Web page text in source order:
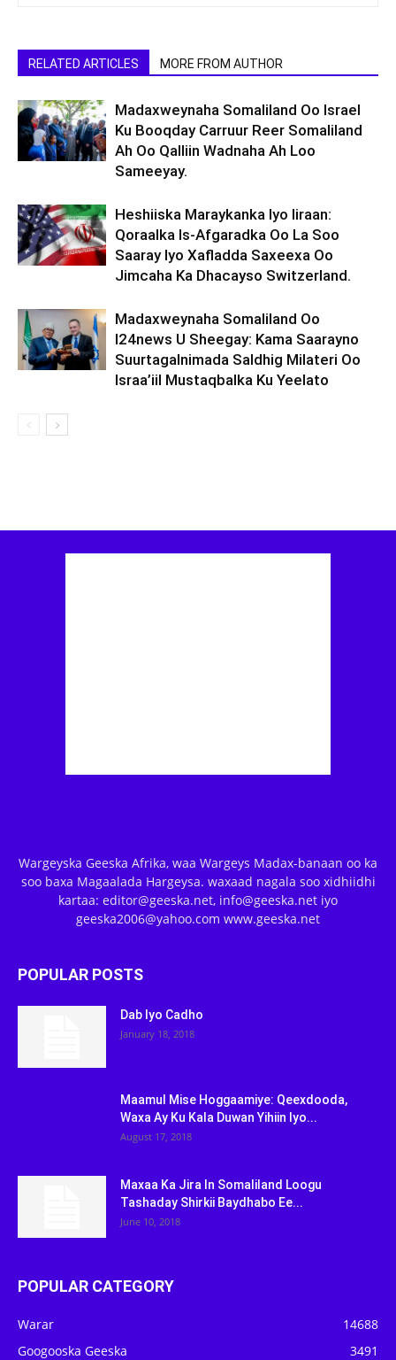
RELATED ARTICLES MORE FROM AUTHOR
Madaxweynaha Somaliland Oo Israel
Ku Booqday Carruur Reer Somaliland
Ah Oo Qalliin Wadnaha Ah Loo
Sameeyay.
Heshiiska Maraykanka Iyo Iiraan:
Qoraalka Is-Afgaradka Oo La Soo
Saaray Iyo Xafladda Saxeexa Oo
Jimcaha Ka Dhacayso Switzerland.
Madaxweynaha Somaliland Oo
I24news U Sheegay: Kama Saarayno
Suurtagalnimada Saldhig Milateri Oo
Israa’iil Mustaqbalka Ku Yeelato
Wargeyska Geeska Afrika, waa Wargeys Madax-banaan oo ka
soo baxa Magaalada Hargeysa. waxaad nagala soo xidhiidhi
kartaa: editor@geeska.net, info@geeska.net iyo
geeska2006@yahoo.com www.geeska.net
POPULAR POSTS
Dab Iyo Cadho
January 18, 2018
Maamul Mise Hoggaamiye: Qeexdooda,
Waxa Ay Ku Kala Duwan Yihiin Iyo...
August 17, 2018
Maxaa Ka Jira In Somaliland Loogu
Tashaday Shirkii Baydhabo Ee...
June 10, 2018
POPULAR CATEGORY
Warar
14688
Googooska Geeska
3491